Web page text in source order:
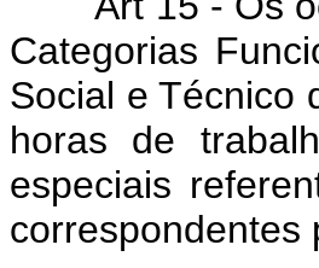
Categorias
Social e Técnico
horas de
especiais
correspondentes